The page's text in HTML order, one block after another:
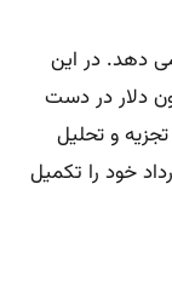
دهد. در این
و یک میلیون دلار در دست
و تحلیل
خود را تکمیل